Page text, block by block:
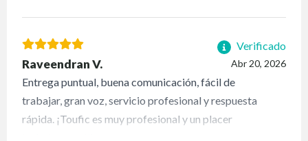
Verificado
Abr 20, 2026
Raveendran V.
Entrega puntual, buena comunicación, fácil de
trabajar, gran voz, servicio profesional y respuesta
rápida. ¡Toufic es muy profesional y un placer